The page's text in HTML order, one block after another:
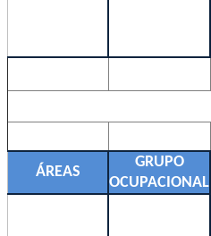
ÁREAS
GRUPO
OCUPACIONAL